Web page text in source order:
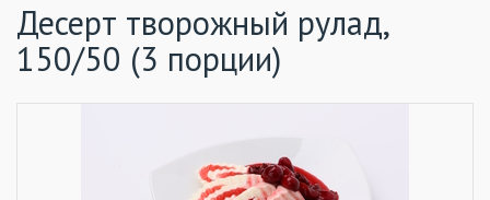
Десерт творожный рулад,
150/50 (3 порции)